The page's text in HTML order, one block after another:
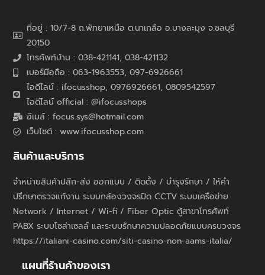
ที่อยู่ : 10/7-8 ถ.พัทยาเหนือ ต.นาเกลือ อ.บางละมุง จ.ชลบุรี
20150
โทรศัพท์บ้าน : 038-421141, 038-421132
เบอร์มือถือ : 063-1963553, 097-6926661
ไอดีไลน์ : ifocusshop, 0976926661, 0809542597
ไอดีไลน์ official : @ifocusshops
อีเมล์ : focus.sys@hotmail.com
เว็บไซต์ : www.ifocusshop.com
สินค้าและบริการ
จำหน่ายสินค้าปลีก-ส่ง ออกแบบ / ติดตั้ง / บำรุงรักษา / ให้คำ
ปรึกษาตรวจแก้งาน ระบบกล้องวงจรปิด CCTV ระบบเครือข่าย
Network / Internet / Wi-fi / Fiber Optic ตู้สาขาโทรศัพท์
PABX ระบบโซล่าเซลล์ และระบบรักษาความปลอดภัยแบบครบวงจร
https://italiani-casino.com/siti-casino-non-aams-italia/
แผนที่ร้านค้าของเรา